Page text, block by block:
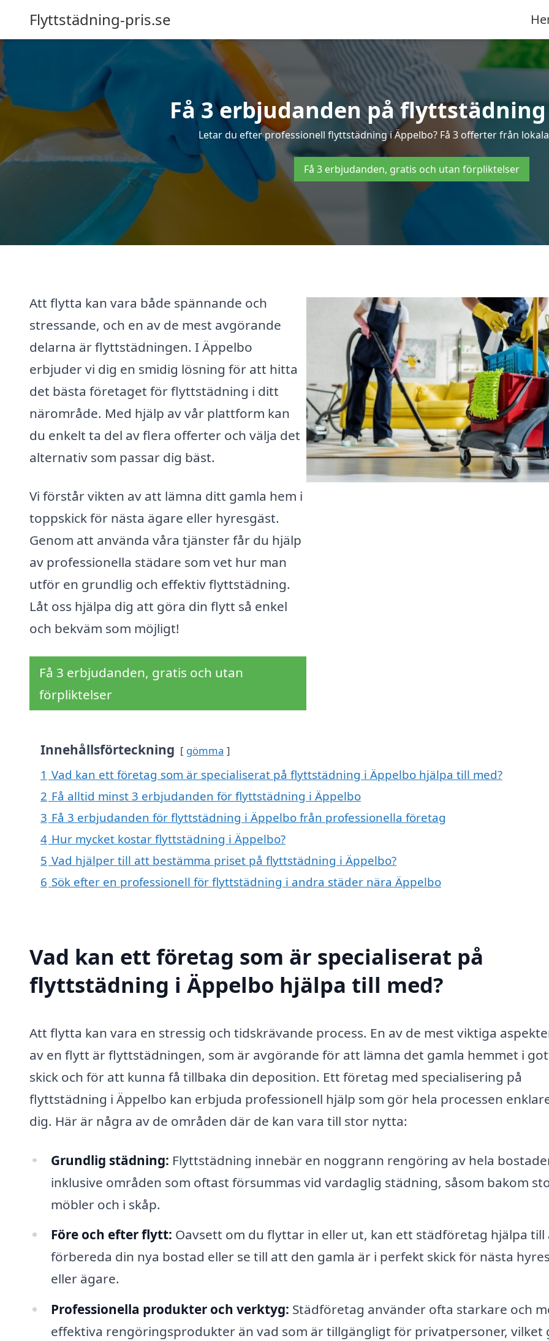
Flyttstädning-pris.se
Få 3 erbjudanden på
Letar du efter professionell flyttstädning i Äppelbo? Få 3 offerter från
Få 3 erbjudanden, gratis och utan förpliktelser
Att flytta kan vara både spännande och
stressande, och en av de mest avgörande
delarna är flyttstädningen. I Äppelbo
erbjuder vi dig en smidig lösning för att hitta
det bästa företaget för flyttstädning i ditt
närområde. Med hjälp av vår plattform kan
du enkelt ta del av flera offerter och välja det
alternativ som passar dig bäst.
Vi förstår vikten av att lämna ditt gamla hem i
toppskick för nästa ägare eller hyresgäst.
Genom att använda våra tjänster får du hjälp
av professionella städare som vet hur man
utför en grundlig och effektiv flyttstädning.
Låt oss hjälpa dig att göra din flytt så enkel
och bekväm som möjligt!
Få 3 erbjudanden, gratis och utan
förpliktelser
Innehållsförteckning gömma
1 Vad kan ett företag som är specialiserat på flyttstädning i Äppelbo hjälpa till med?
2 Få alltid minst 3 erbjudanden för flyttstädning i Äppelbo
3 Få 3 erbjudanden för flyttstädning i Äppelbo från professionella företag
4 Hur mycket kostar flyttstädning i Äppelbo?
5 Vad hjälper till att bestämma priset på flyttstädning i Äppelbo?
6 Sök efter en professionell för flyttstädning i andra städer nära Äppelbo
Vad kan ett företag som är specialiserat på
flyttstädning i Äppelbo hjälpa till med?
Att flytta kan vara en stressig och tidskrävande process. En av de mest viktiga
av en flytt är flyttstädningen, som är avgörande för att lämna det gamla hemmet i
skick och för att kunna få tillbaka din deposition. Ett företag med specialisering på
flyttstädning i Äppelbo kan erbjuda professionell hjälp som gör hela processen
dig. Här är några av de områden där de kan vara till stor nytta:
Grundlig städning: Flyttstädning innebär en noggrann rengöring av hela
inklusive områden som oftast försummas vid vardaglig städning, såsom bakom
möbler och i skåp.
Före och efter flytt: Oavsett om du flyttar in eller ut, kan ett städföretag hjälpa till
förbereda din nya bostad eller se till att den gamla är i perfekt skick för nästa
eller ägare.
Professionella produkter och verktyg: Städföretag använder ofta starkare och
effektiva rengöringsprodukter än vad som är tillgängligt för privatpersoner, vilket